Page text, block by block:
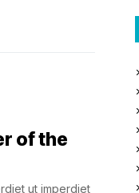
of the
ut imperdiet